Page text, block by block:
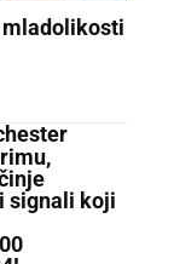
signali koji